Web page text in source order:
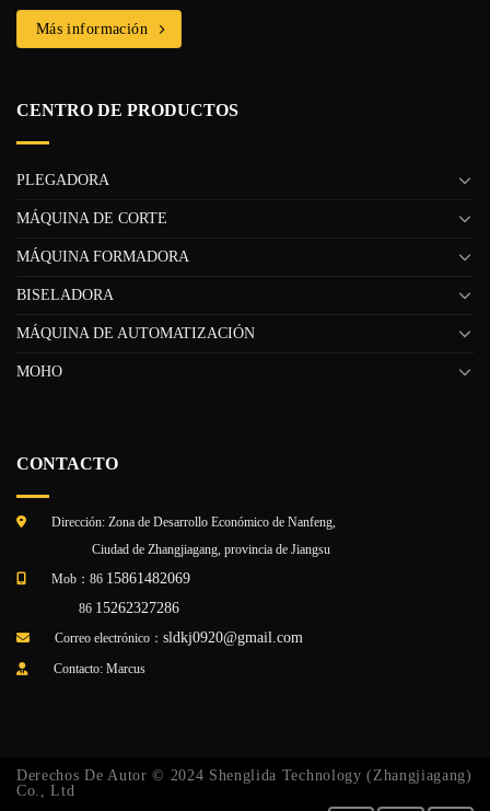
Más información
CENTRO DE PRODUCTOS
PLEGADORA
MÁQUINA DE CORTE
MÁQUINA FORMADORA
BISELADORA
MÁQUINA DE AUTOMATIZACIÓN
MOHO
CONTACTO
Dirección: Zona de Desarrollo Económico de Nanfeng,
Ciudad de Zhangjiagang, provincia de Jiangsu
Mob：86 15861482069
86 15262327286
Correo electrónico： sldkj0920@gmail.com
Contacto: Marcus
Derechos De Autor © 2024 Shenglida Technology (Zhangjiagang)
Co., Ltd